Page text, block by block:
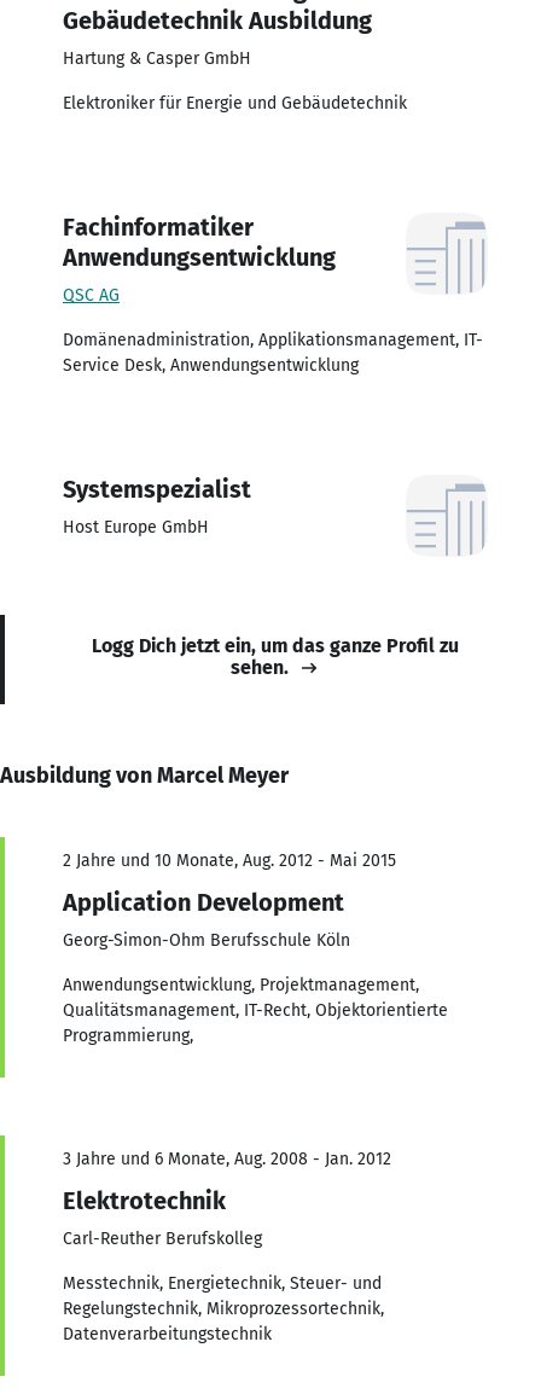
Gebäudetechnik Ausbildung
Hartung & Casper GmbH
Elektroniker für Energie und Gebäudetechnik
Fachinformatiker
Anwendungsentwicklung
QSC AG
Domänenadministration, Applikationsmanagement, IT-
Service Desk, Anwendungsentwicklung
Systemspezialist
Host Europe GmbH
Logg Dich jetzt ein, um das ganze Profil zu
sehen.
Ausbildung von Marcel Meyer
2 Jahre und 10 Monate, Aug. 2012 - Mai 2015
Application Development
Georg-Simon-Ohm Berufsschule Köln
Anwendungsentwicklung, Projektmanagement,
Qualitätsmanagement, IT-Recht, Objektorientierte
Programmierung,
3 Jahre und 6 Monate, Aug. 2008 - Jan. 2012
Elektrotechnik
Carl-Reuther Berufskolleg
Messtechnik, Energietechnik, Steuer- und
Regelungstechnik, Mikroprozessortechnik,
Datenverarbeitungstechnik